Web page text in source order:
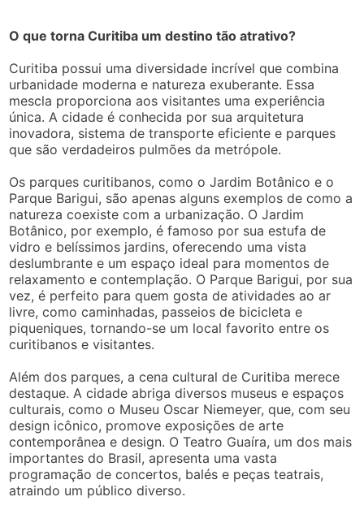
O que torna Curitiba um destino tão atrativo?
Curitiba possui uma diversidade incrível que combina
urbanidade moderna e natureza exuberante. Essa
mescla proporciona aos visitantes uma experiência
única. A cidade é conhecida por sua arquitetura
inovadora, sistema de transporte eficiente e parques
que são verdadeiros pulmões da metrópole.
Os parques curitibanos, como o Jardim Botânico e o
Parque Barigui, são apenas alguns exemplos de como a
natureza coexiste com a urbanização. O Jardim
Botânico, por exemplo, é famoso por sua estufa de
vidro e belíssimos jardins, oferecendo uma vista
deslumbrante e um espaço ideal para momentos de
relaxamento e contemplação. O Parque Barigui, por sua
vez, é perfeito para quem gosta de atividades ao ar
livre, como caminhadas, passeios de bicicleta e
piqueniques, tornando-se um local favorito entre os
curitibanos e visitantes.
Além dos parques, a cena cultural de Curitiba merece
destaque. A cidade abriga diversos museus e espaços
culturais, como o Museu Oscar Niemeyer, que, com seu
design icônico, promove exposições de arte
contemporânea e design. O Teatro Guaíra, um dos mais
importantes do Brasil, apresenta uma vasta
programação de concertos, balés e peças teatrais,
atraindo um público diverso.